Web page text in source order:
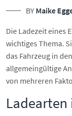
BY Maike
Die Ladezeit eines
wichtiges Thema.
das Fahrzeug in
allgemeingültige
von mehreren